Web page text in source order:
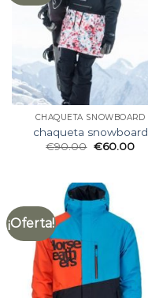
CHAQUETA SNOWBOARD
chaqueta snowboard
€90.00 €60.00
¡Oferta!